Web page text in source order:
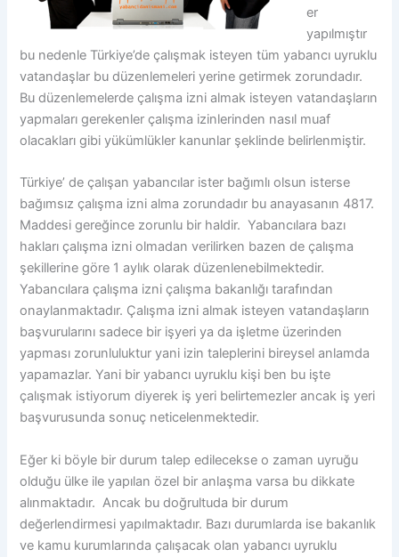
er
yapılmıştır
bu nedenle Türkiye’de çalışmak isteyen tüm yabancı uyruklu
vatandaşlar bu düzenlemeleri yerine getirmek zorundadır.
Bu düzenlemelerde çalışma izni almak isteyen vatandaşların
yapmaları gerekenler çalışma izinlerinden nasıl muaf
olacakları gibi yükümlükler kanunlar şeklinde belirlenmiştir.
Türkiye’ de çalışan yabancılar ister bağımlı olsun isterse
bağımsız çalışma izni alma zorundadır bu anayasanın 4817.
Maddesi gereğince zorunlu bir haldir. Yabancılara bazı
hakları çalışma izni olmadan verilirken bazen de çalışma
şekillerine göre 1 aylık olarak düzenlenebilmektedir.
Yabancılara çalışma izni çalışma bakanlığı tarafından
onaylanmaktadır. Çalışma izni almak isteyen vatandaşların
başvurularını sadece bir işyeri ya da işletme üzerinden
yapması zorunluluktur yani izin taleplerini bireysel anlamda
yapamazlar. Yani bir yabancı uyruklu kişi ben bu işte
çalışmak istiyorum diyerek iş yeri belirtemezler ancak iş yeri
başvurusunda sonuç neticelenmektedir.
Eğer ki böyle bir durum talep edilecekse o zaman uyruğu
olduğu ülke ile yapılan özel bir anlaşma varsa bu dikkate
alınmaktadır. Ancak bu doğrultuda bir durum
değerlendirmesi yapılmaktadır. Bazı durumlarda ise bakanlık
ve kamu kurumlarında çalışacak olan yabancı uyruklu